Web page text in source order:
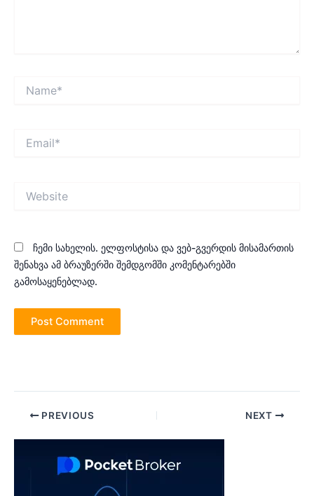
ჩემი სახელის. ელფოსტისა და ვებ-გვერდის მისამართის
შენახვა ამ ბრაუზერში შემდგომში კომენტარებში
გამოსაყენებლად.
Post PREVIOUS NEXT